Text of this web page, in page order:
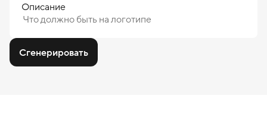
Описание
Сгенерировать